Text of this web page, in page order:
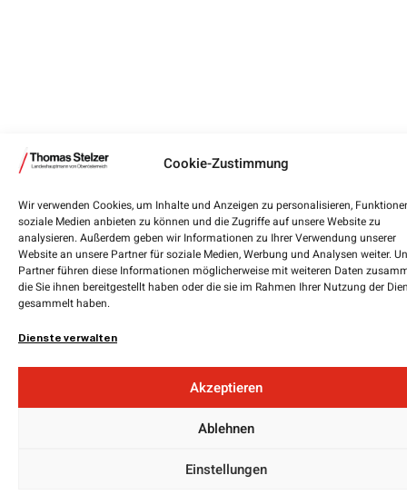
Cookie-Zustimmung
Wir verwenden Cookies, um Inhalte und Anzeigen zu personalisieren,
soziale Medien anbieten zu können und die Zugriffe auf unsere Website zu
analysieren. Außerdem geben wir Informationen zu Ihrer Verwendung unserer
Website an unsere Partner für soziale Medien, Werbung und Analysen weiter.
Partner führen diese Informationen möglicherweise mit weiteren Daten
die Sie ihnen bereitgestellt haben oder die sie im Rahmen Ihrer Nutzung der
gesammelt haben.
Dienste verwalten
Akzeptieren
Ablehnen
Einstellungen